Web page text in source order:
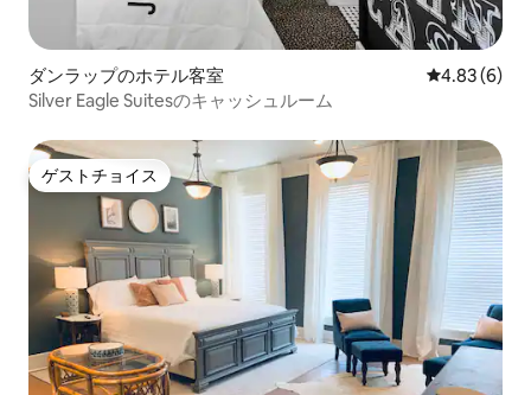
ダンラップのホテル客室 レビュー6
4.83 (6)
Silver Eagle Suitesのキャッシュルーム
ゲストチョイス
ゲストチョイス